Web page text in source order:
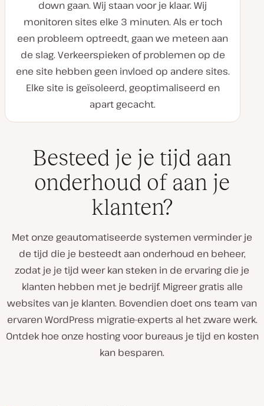
down gaan. Wij staan voor je klaar. Wij
monitoren sites elke 3 minuten. Als er toch
een probleem optreedt, gaan we meteen aan
de slag. Verkeerspieken of problemen op de
ene site hebben geen invloed op andere sites.
Elke site is geïsoleerd, geoptimaliseerd en
apart gecacht.
Besteed je je tijd aan
onderhoud of aan je
klanten?
Met onze geautomatiseerde systemen verminder je
de tijd die je besteedt aan onderhoud en beheer,
zodat je je tijd weer kan steken in de ervaring die je
klanten hebben met je bedrijf. Migreer gratis alle
websites van je klanten. Bovendien doet ons team van
ervaren WordPress migratie-experts al het zware werk.
Ontdek hoe onze hosting voor bureaus je tijd en kosten
kan besparen.